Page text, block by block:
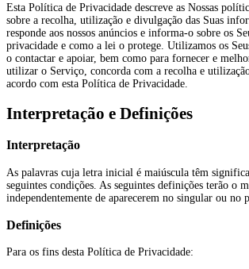
Esta Política de Privacidade descreve as Nossas
sobre a recolha, utilização e divulgação das Suas
responde aos nossos anúncios e informa-o sobre os
privacidade e como a lei o protege. Utilizamos os
o contactar e apoiar, bem como para fornecer e
utilizar o Serviço, concorda com a recolha e
acordo com esta Política de Privacidade.
Interpretação e Definições
Interpretação
As palavras cuja letra inicial é maiúscula têm
seguintes condições. As seguintes definições terão o
independentemente de aparecerem no singular ou no
Definições
Para os fins desta Política de Privacidade: